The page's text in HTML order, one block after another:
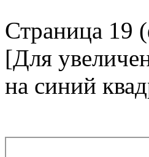
Страница 19
[Для
на синий